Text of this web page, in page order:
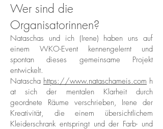
Wer sind die
Organisatorinnen?
Nataschas und ich (Irene) haben uns auf
einem WKO-Event kennengelernt und
spontan dieses gemeinsame Projekt
entwickelt.
Natascha https://www.nataschameis.com h
at sich der mentalen Klarheit durch
geordnete Räume verschrieben, Irene der
Kreativität, die einem übersichtlichem
Kleiderschrank entspringt und der Farb- und